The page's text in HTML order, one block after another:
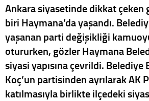
Ankara siyasetinde dikkat çeken
biri Haymana’da yaşandı.
yaşanan parti değişikliği
otururken, gözler Haymana
siyasi yapısına çevrildi. Belediye
Koç’un partisinden ayrılarak AK
katılmasıyla birlikte ilçedeki